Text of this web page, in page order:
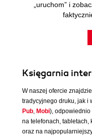
„uruchom” i
Księgarnia
W naszej ofercie
tradycyjnego druku, jak i
Pub, Mobi), odpowiednio
na telefonach, tabletach,
oraz na